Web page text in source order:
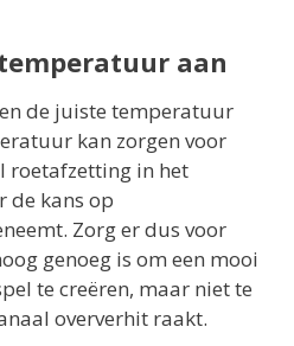
aan
de juiste temperatuur
kan zorgen voor
roetafzetting in het
de kans op
Zorg er dus voor
genoeg is om een mooi
te creëren, maar niet te
oververhit raakt.